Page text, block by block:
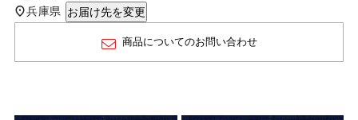
兵庫県
お届け先を変更
商品についてのお問い合わせ